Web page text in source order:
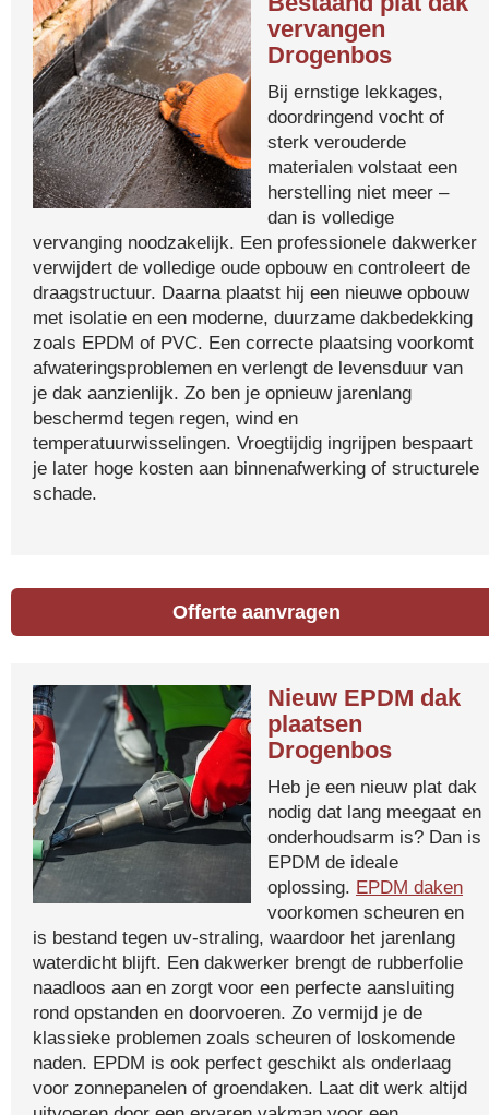
vervangen
Drogenbos
Bij ernstige lekkages,
doordringend vocht of
sterk verouderde
materialen volstaat een
herstelling niet meer –
dan is volledige
vervanging noodzakelijk. Een professionele dakwerker
verwijdert de volledige oude opbouw en controleert de
draagstructuur. Daarna plaatst hij een nieuwe opbouw
met isolatie en een moderne, duurzame dakbedekking
zoals EPDM of PVC. Een correcte plaatsing voorkomt
afwateringsproblemen en verlengt de levensduur van
je dak aanzienlijk. Zo ben je opnieuw jarenlang
beschermd tegen regen, wind en
temperatuurwisselingen. Vroegtijdig ingrijpen bespaart
je later hoge kosten aan binnenafwerking of structurele
schade.
Offerte aanvragen
Nieuw EPDM dak
plaatsen
Drogenbos
Heb je een nieuw plat dak
nodig dat lang meegaat en
onderhoudsarm is? Dan is
EPDM de ideale
oplossing. EPDM daken
voorkomen scheuren en
is bestand tegen uv-straling, waardoor het jarenlang
waterdicht blijft. Een dakwerker brengt de rubberfolie
naadloos aan en zorgt voor een perfecte aansluiting
rond opstanden en doorvoeren. Zo vermijd je de
klassieke problemen zoals scheuren of loskomende
naden. EPDM is ook perfect geschikt als onderlaag
voor zonnepanelen of groendaken. Laat dit werk altijd